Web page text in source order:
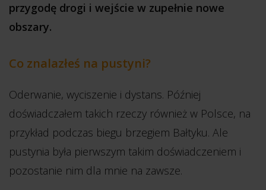
przygodę drogi i wejście w zupełnie nowe
obszary.
Co znalazłeś na pustyni?
Oderwanie, wyciszenie i dystans. Później
doświadczałem takich rzeczy również w Polsce, na
przykład podczas biegu brzegiem Bałtyku. Ale
pustynia była pierwszym takim doświadczeniem i
pozostanie nim dla mnie na zawsze.